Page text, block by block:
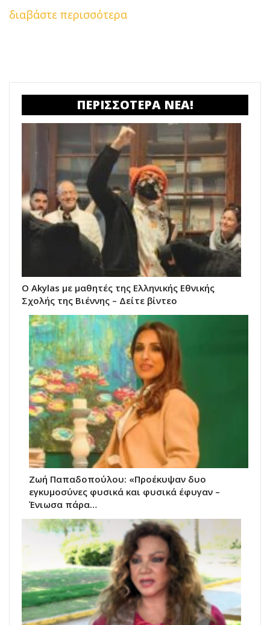
διαβάστε περισσότερα
ΠΕΡΙΣΣΟΤΕΡΑ ΝΕΑ!
O Akylas με μαθητές της Ελληνικής Εθνικής
Σχολής της Βιέννης – Δείτε βίντεο
Ζωή Παπαδοπούλου: «Προέκυψαν δυο
εγκυμοσύνες φυσικά και φυσικά έφυγαν –
Ένιωσα πάρα…